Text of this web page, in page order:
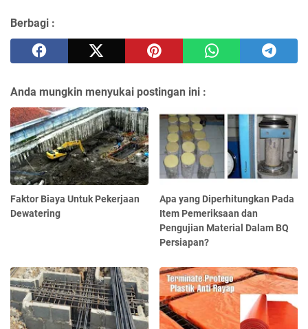
Berbagi :
Anda mungkin menyukai postingan ini :
Faktor Biaya Untuk Pekerjaan
Dewatering
Apa yang Diperhitungkan Pada
Item Pemeriksaan dan
Pengujian Material Dalam BQ
Persiapan?